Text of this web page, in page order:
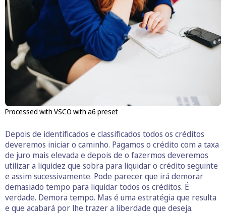
Processed with VSCO with a6 preset
Depois de identificados e classificados todos os créditos
deveremos iniciar o caminho. Pagamos o crédito com a taxa
de juro mais elevada e depois de o fazermos deveremos
utilizar a liquidez que sobra para liquidar o crédito seguinte
e assim sucessivamente. Pode parecer que irá demorar
demasiado tempo para liquidar todos os créditos. É
verdade. Demora tempo. Mas é uma estratégia que resulta
e que acabará por lhe trazer a liberdade que deseja.